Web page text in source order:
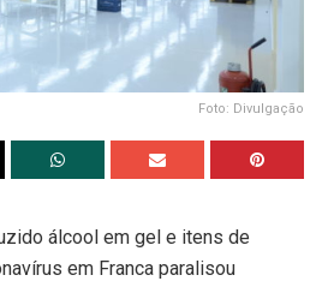
Foto: Divulgação
álcool em gel e itens de
em Franca paralisou